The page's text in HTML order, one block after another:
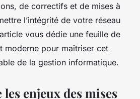
de correctifs et de mises à
l’intégrité de votre réseau
vous dédie une feuille de
moderne pour maîtriser cet
de la gestion informatique.
enjeux des mises